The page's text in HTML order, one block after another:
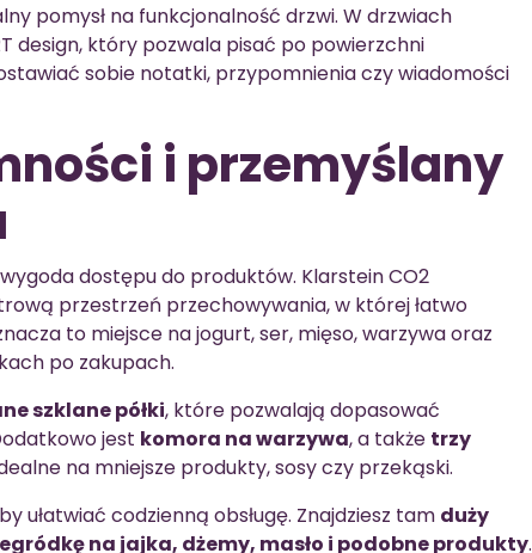
pomysł na funkcjonalność drzwi. W drzwiach
design, który pozwala pisać po powierzchni
sobie notatki, przypomnienia czy wiadomości
i przemyślany
dostępu do produktów. Klarstein CO2
przestrzeń przechowywania, w której łatwo
to miejsce na jogurt, ser, mięso, warzywa oraz
po zakupach.
szklane półki, które pozwalają dopasować
jest komora na warzywa, a także trzy
na mniejsze produkty, sosy czy przekąski.
ułatwiać codzienną obsługę. Znajdziesz tam duży
na jajka, dżemy, masło i podobne produkty.